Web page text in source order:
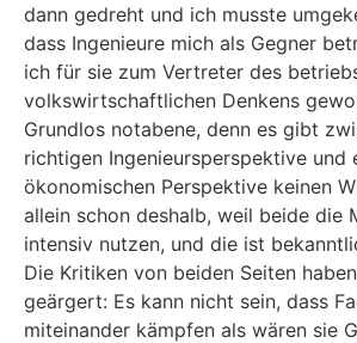
dann gedreht und ich musste
dass Ingenieure mich als Gegner
ich für sie zum Vertreter des
volkswirtschaftlichen Denkens
Grundlos notabene, denn es gibt
richtigen Ingenieursperspektive und
ökonomischen Perspektive keinen
allein schon deshalb, weil beide die
intensiv nutzen, und die ist
Die Kritiken von beiden Seiten
geärgert: Es kann nicht sein, dass
miteinander kämpfen als wären sie